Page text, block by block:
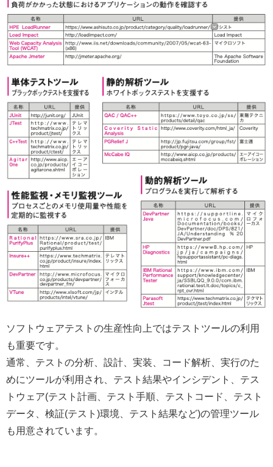
ソフトウェアテストの生産性向上ではテストツールの利用
も重要です。
通常、テストの分析、設計、実装、コード解析、実行のた
めにツールが利用され、テスト結果やインシデント、テス
トウェア(テスト計画、テスト手順、テストコード、テスト
データ、検証(テスト)環境、テスト結果など)の管理ツール
も用意されています。